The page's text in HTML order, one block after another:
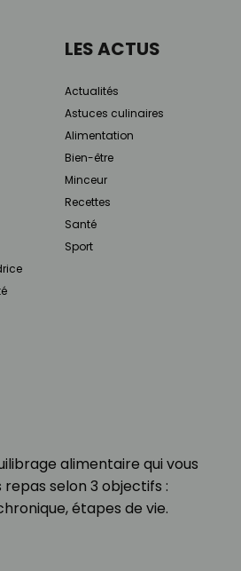
alimentaire qui vous
selon 3 objectifs :
étapes de vie.
LES ACTUS
Actualités
Astuces culinaires
Alimentation
Bien-être
Minceur
Recettes
Santé
Sport